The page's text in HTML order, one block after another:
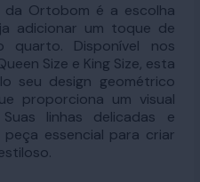
da Ortobom é a escolha
adicionar um toque de
quarto. Disponível nos
Size e King Size, esta
seu design geométrico
proporciona um visual
linhas delicadas e
essencial para criar